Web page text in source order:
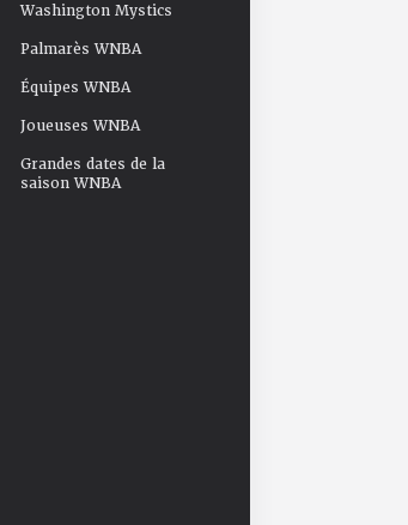
Washington Mystics
Palmarès WNBA
Équipes WNBA
Joueuses WNBA
Grandes dates de la
saison WNBA